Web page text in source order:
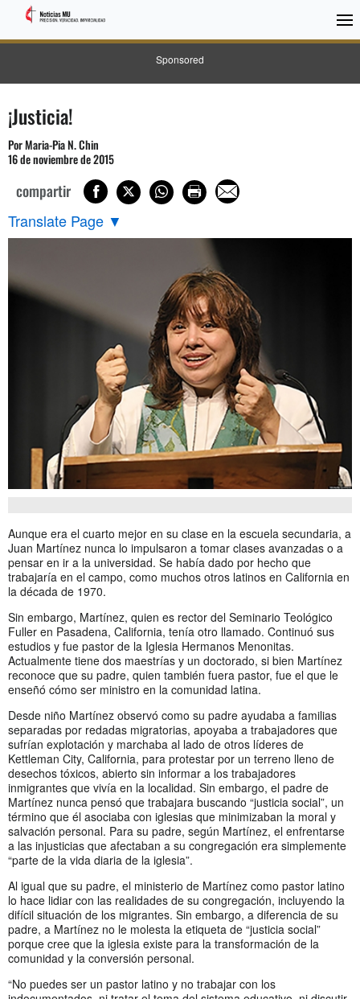
Sponsored
¡Justicia!
Por Maria-Pia N. Chin
16 de noviembre de 2015
compartir
Translate Page ▼
Aunque era el cuarto mejor en su clase en la escuela secundaria, a
Juan Martínez nunca lo impulsaron a tomar clases avanzadas o a
pensar en ir a la universidad. Se había dado por hecho que
trabajaría en el campo, como muchos otros latinos en California en
la década de 1970.
Sin embargo, Martínez, quien es rector del Seminario Teológico
Fuller en Pasadena, California, tenía otro llamado. Continuó sus
estudios y fue pastor de la Iglesia Hermanos Menonitas.
Actualmente tiene dos maestrías y un doctorado, si bien Martínez
reconoce que su padre, quien también fuera pastor, fue el que le
enseñó cómo ser ministro en la comunidad latina.
Desde niño Martínez observó como su padre ayudaba a familias
separadas por redadas migratorias, apoyaba a trabajadores que
sufrían explotación y marchaba al lado de otros líderes de
Kettleman City, California, para protestar por un terreno lleno de
desechos tóxicos, abierto sin informar a los trabajadores
inmigrantes que vivía en la localidad. Sin embargo, el padre de
Martínez nunca pensó que trabajara buscando “justicia social”, un
término que él asociaba con iglesias que minimizaban la moral y
salvación personal. Para su padre, según Martínez, el enfrentarse
a las injusticias que afectaban a su congregación era simplemente
“parte de la vida diaria de la iglesia”.
Al igual que su padre, el ministerio de Martínez como pastor latino
lo hace lidiar con las realidades de su congregación, incluyendo la
difícil situación de los migrantes. Sin embargo, a diferencia de su
padre, a Martínez no le molesta la etiqueta de “justicia social”
porque cree que la iglesia existe para la transformación de la
comunidad y la conversión personal.
“No puedes ser un pastor latino y no trabajar con los